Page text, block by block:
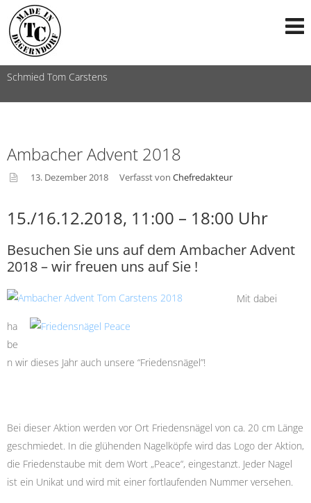
Schmied Tom Carstens
Ambacher Advent 2018
e
13. Dezember 2018 Verfasst von Chefredakteur
15./16.12.2018, 11:00 – 18:00 Uhr
Besuchen Sie uns auf dem Ambacher Advent
2018 – wir freuen uns auf Sie !
Mit dabei
ha
be
n wir dieses Jahr auch unsere “Friedensnägel”!
Bei dieser Aktion werden vor Ort Friedensnägel von ca. 20 cm Länge
geschmiedet. In die glühenden Nagelköpfe wird das Logo der Aktion,
die Friedenstaube mit dem Wort „Peace“, eingestanzt. Jeder Nagel
ist ein Unikat und wird mit einer fortlaufenden Nummer versehen.